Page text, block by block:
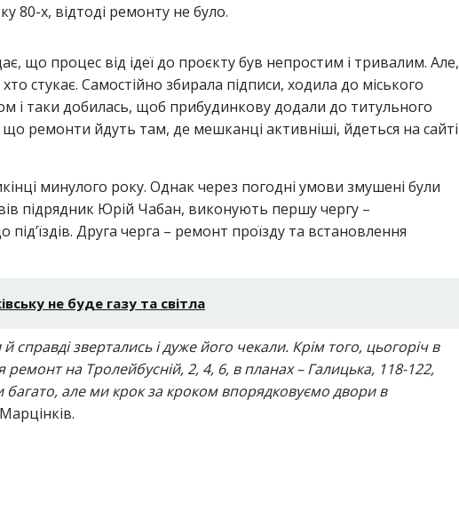
80-х, відтоді ремонту не було.
що процес від ідеї до проєкту був непростим і тривалим. Але,
стукає. Самостійно збирала підписи, ходила до міського
і таки добилась, щоб прибудинкову додали до титульного
що ремонти йдуть там, де мешканці активніші, йдеться на сайті
минулого року. Однак через погодні умови змушені були
підрядник Юрій Чабан, виконують першу чергу –
Друга черга – ремонт проїзду та встановлення
не буде газу та світла
звертались і дуже його чекали. Крім того, цьогоріч в
ремонт на Тролейбусній, 2, 4, 6, в планах – Галицька, 118-122,
багато, але ми крок за кроком впорядковуємо двори в